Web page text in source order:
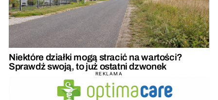
Niektóre działki mogą stracić na wartości?
Sprawdź swoją, to już ostatni dzwonek
REKLAMA